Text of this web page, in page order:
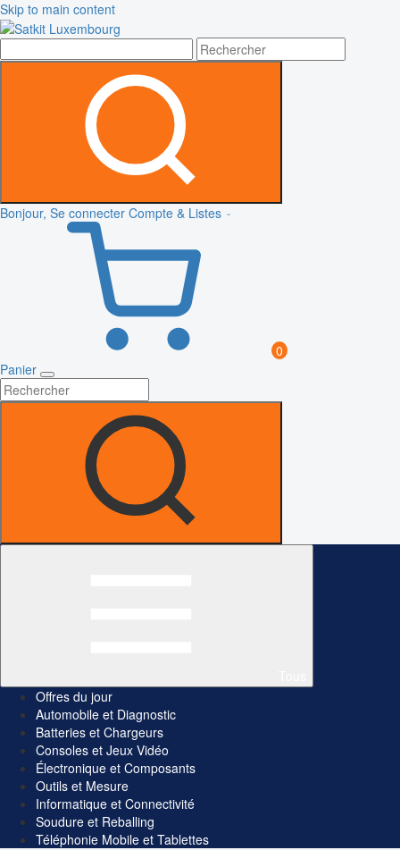
Skip to main content
Bonjour, Se connecter Compte & Listes
0
Panier
Offres du jour
Automobile et Diagnostic
Batteries et Chargeurs
Consoles et Jeux Vidéo
Électronique et Composants
Outils et Mesure
Informatique et Connectivité
Soudure et Reballing
Téléphonie Mobile et Tablettes